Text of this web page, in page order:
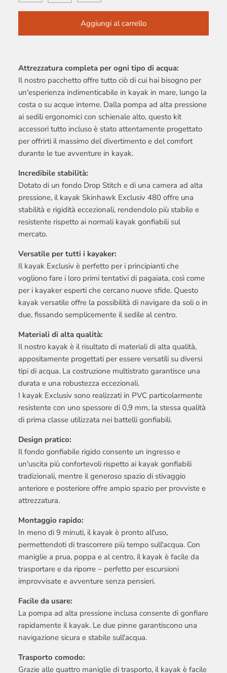
Aggiungi al carrello
Attrezzatura completa per ogni tipo di acqua:
Il nostro pacchetto offre tutto ciò di cui hai bisogno per
un'esperienza indimenticabile in kayak in mare, lungo la
costa o su acque interne. Dalla pompa ad alta pressione
ai sedili ergonomici con schienale alto, questo kit
accessori tutto incluso è stato attentamente progettato
per offrirti il massimo del divertimento e del comfort
durante le tue avventure in kayak.
Incredibile stabilità:
Dotato di un fondo Drop Stitch e di una camera ad alta
pressione, il kayak Skinhawk Exclusiv 480 offre una
stabilità e rigidità eccezionali, rendendolo più stabile e
resistente rispetto ai normali kayak gonfiabili sul
mercato.
Versatile per tutti i kayaker:
Il kayak Exclusiv è perfetto per i principianti che
vogliono fare i loro primi tentativi di pagaiata, così come
per i kayaker esperti che cercano nuove sfide. Questo
kayak versatile offre la possibilità di navigare da soli o in
due, fissando semplicemente il sedile al centro.
Materiali di alta qualità:
Il nostro kayak è il risultato di materiali di alta qualità,
appositamente progettati per essere versatili su diversi
tipi di acqua. La costruzione multistrato garantisce una
durata e una robustezza eccezionali.
I kayak Exclusiv sono realizzati in PVC particolarmente
resistente con uno spessore di 0,9 mm, la stessa qualità
di prima classe utilizzata nei battelli gonfiabili.
Design pratico:
Il fondo gonfiabile rigido consente un ingresso e
un'uscita più confortevoli rispetto ai kayak gonfiabili
tradizionali, mentre il generoso spazio di stivaggio
anteriore e posteriore offre ampio spazio per provviste e
attrezzatura.
Montaggio rapido:
In meno di 9 minuti, il kayak è pronto all'uso,
permettendoti di trascorrere più tempo sull'acqua. Con
maniglie a prua, poppa e al centro, il kayak è facile da
trasportare e da riporre – perfetto per escursioni
improvvisate e avventure senza pensieri.
Facile da usare:
La pompa ad alta pressione inclusa consente di gonfiare
rapidamente il kayak. Le due pinne garantiscono una
navigazione sicura e stabile sull'acqua.
Trasporto comodo:
Grazie alle quattro maniglie di trasporto, il kayak è facile